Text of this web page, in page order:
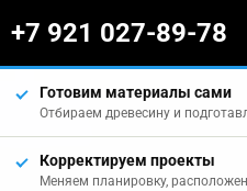
+7 921 027-89-78
Готовим материалы сами
Отбираем древесину и
Корректируем проекты
Меняем планировку,